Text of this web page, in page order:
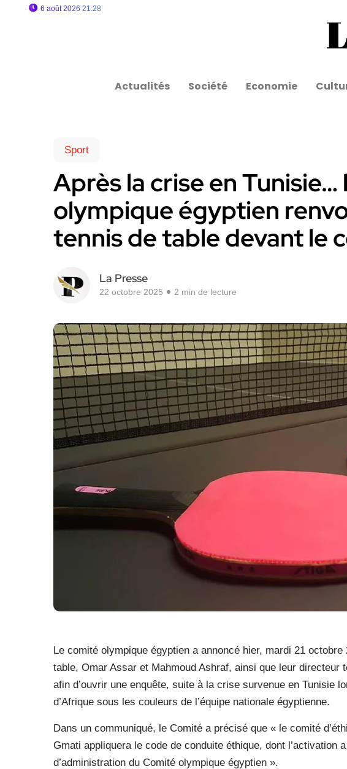
6 août 2026 21:28
Actualités Société Economie
Sport
Après la crise en
olympique égyptien
tennis de table devant le
La Presse
22 octobre 2025 2 min de lecture
Le comité olympique égyptien a annoncé hier, mardi 21
table, Omar Assar et Mahmoud Ashraf, ainsi que leur directeur
afin d’ouvrir une enquête, suite à la crise survenue en Tunisie
d’Afrique sous les couleurs de l’équipe nationale égyptienne.
Dans un communiqué, le Comité a précisé que « le comité
Gmati appliquera le code de conduite éthique, dont l’activation
d’administration du Comité olympique égyptien ».